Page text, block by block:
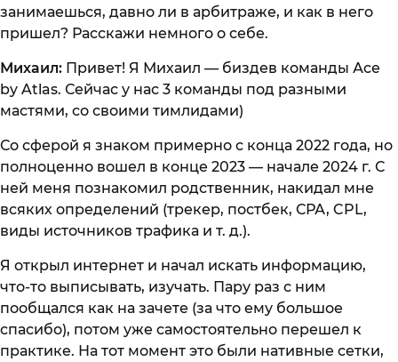
занимаешься, давно ли в арбитраже, и как в него
пришел? Расскажи немного о себе.
Михаил: Привет! Я Михаил — биздев команды Асе
by Atlas. Сейчас у нас 3 команды под разными
мастями, со своими тимлидами)
Со сферой я знаком примерно с конца 2022 года, но
полноценно вошел в конце 2023 — начале 2024 г. С
ней меня познакомил родственник, накидал мне
всяких определений (трекер, постбек, СРА, CPL,
виды источников трафика и т. д.).
Я открыл интернет и начал искать информацию,
что-то выписывать, изучать. Пару раз с ним
пообщался как на зачете (за что ему большое
спасибо), потом уже самостоятельно перешел к
практике. На тот момент это были нативные сетки,